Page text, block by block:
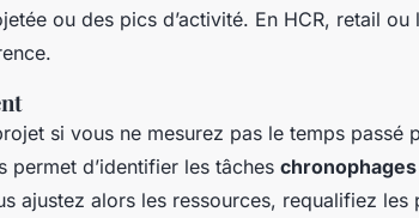
ou des pics d’activité. En HCR, retail
si vous ne mesurez pas le temps passé
permet d’identifier les tâches chronophages
ajustez alors les ressources, requalifiez les